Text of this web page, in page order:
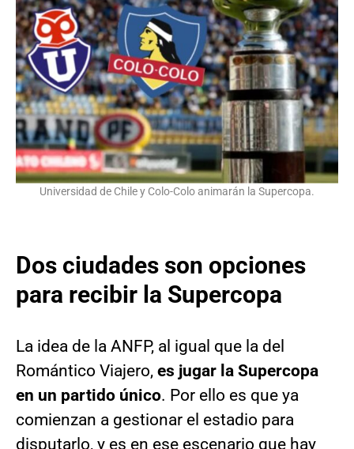
Universidad de Chile y Colo-Colo animarán la Supercopa.
Dos ciudades son opciones
para recibir la Supercopa
La idea de la ANFP, al igual que la del
Romántico Viajero, es jugar la Supercopa
en un partido único. Por ello es que ya
comienzan a gestionar el estadio para
disputarlo, y es en ese escenario que hay